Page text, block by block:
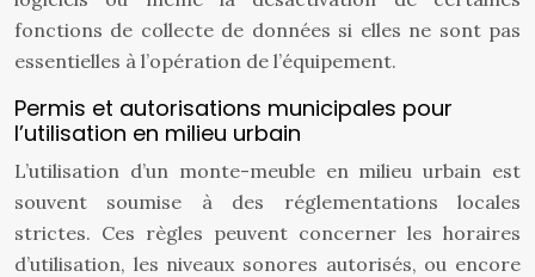
fonctions de collecte de données si elles ne sont pas
essentielles à l’opération de l’équipement.
Permis et autorisations municipales pour
l’utilisation en milieu urbain
L’utilisation d’un monte-meuble en milieu urbain est
souvent soumise à des réglementations locales
strictes. Ces règles peuvent concerner les horaires
d’utilisation, les niveaux sonores autorisés, ou encore